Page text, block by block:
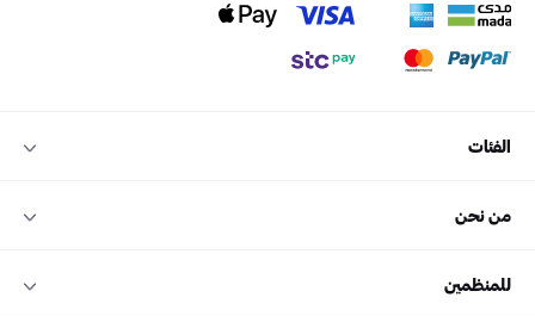
الفئات
من نحن
للمنظمين